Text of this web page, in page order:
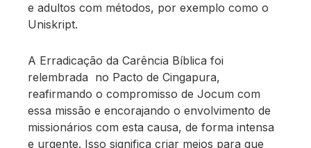
e adultos com métodos, por exemplo como o
Uniskript.
A Erradicação da Carência Bíblica foi
relembrada no Pacto de Cingapura,
reafirmando o compromisso de Jocum com
essa missão e encorajando o envolvimento de
missionários com esta causa, de forma intensa
e urgente. Isso significa criar meios para que